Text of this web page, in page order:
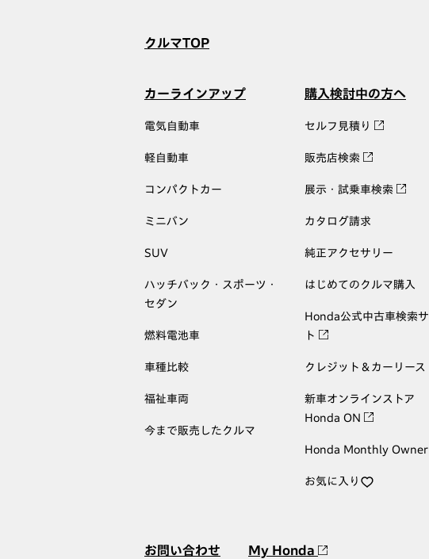
クルマTOP
カーラインアップ
電気自動車
軽自動車
コンパクトカー
ミニバン
SUV
ハッチバック・スポーツ・
セダン
燃料電池車
車種比較
福祉車両
今まで販売したクルマ
購入検討中の方へ
セルフ見積り
販売店検索
展示・試乗車検索
カタログ請求
純正アクセサリー
はじめてのクルマ購入
Honda公式中古車検索サ
ト
クレジット＆カーリース
新車オンラインストア
Honda ON
Honda Monthly Owner
お気に入り
お問い合わせ My Honda